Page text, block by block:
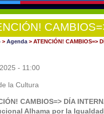
"Acto
> Agenda > ATENCIÓN! CAMBIOS=>
- 11:00
la Cultura
CAMBIOS=> DÍA
Alhama por la